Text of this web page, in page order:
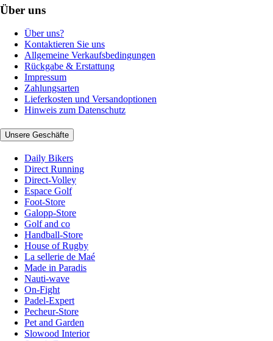
Über uns
Über uns?
Kontaktieren Sie uns
Allgemeine Verkaufsbedingungen
Rückgabe & Erstattung
Impressum
Zahlungsarten
Lieferkosten und Versandoptionen
Hinweis zum Datenschutz
Unsere Geschäfte
Daily Bikers
Direct Running
Direct-Volley
Espace Golf
Foot-Store
Galopp-Store
Golf and co
Handball-Store
House of Rugby
La sellerie de Maé
Made in Paradis
Nauti-wave
On-Fight
Padel-Expert
Pecheur-Store
Pet and Garden
Slowood Interior